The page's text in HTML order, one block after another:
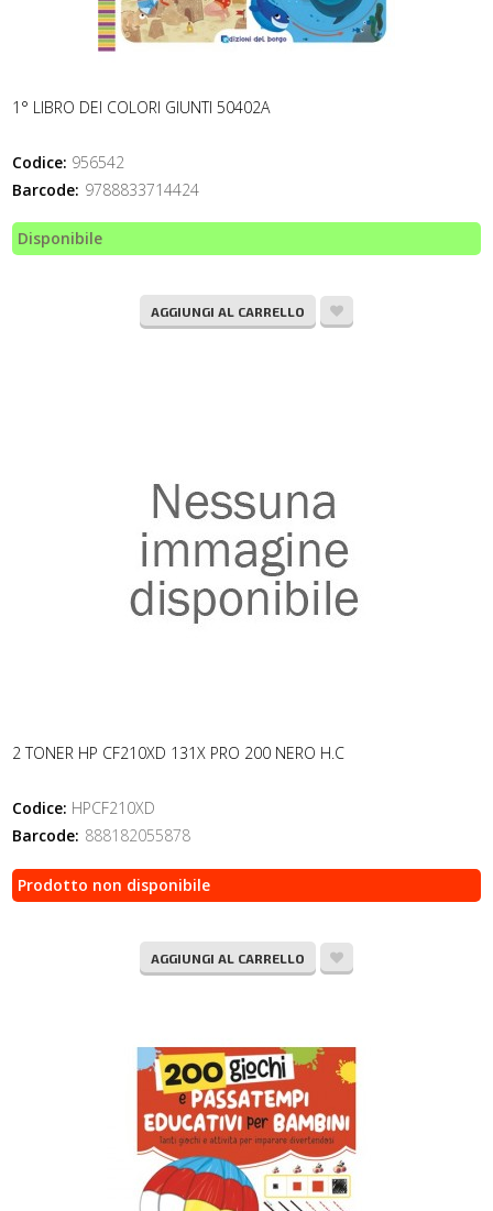
1° LIBRO DEI COLORI GIUNTI 50402A
Codice: 956542
Barcode: 9788833714424
Disponibile
AGGIUNGI AL CARRELLO
2 TONER HP CF210XD 131X PRO 200 NERO H.C
Codice: HPCF210XD
Barcode: 888182055878
Prodotto non disponibile
AGGIUNGI AL CARRELLO